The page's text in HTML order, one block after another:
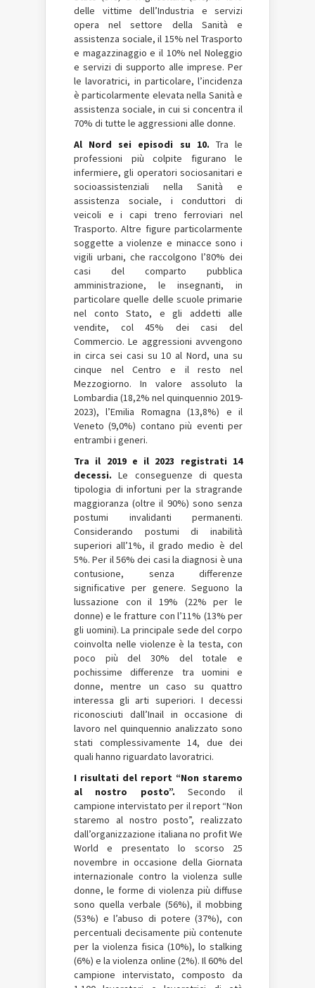
delle vittime dell’Industria e servizi
opera nel settore della Sanità e
assistenza sociale, il 15% nel Trasporto
e magazzinaggio e il 10% nel Noleggio
e servizi di supporto alle imprese. Per
le lavoratrici, in particolare, l’incidenza
è particolarmente elevata nella Sanità e
assistenza sociale, in cui si concentra il
70% di tutte le aggressioni alle donne.
Al Nord sei episodi su 10. Tra le
professioni più colpite figurano le
infermiere, gli operatori sociosanitari e
socioassistenziali nella Sanità e
assistenza sociale, i conduttori di
veicoli e i capi treno ferroviari nel
Trasporto. Altre figure particolarmente
soggette a violenze e minacce sono i
vigili urbani, che raccolgono l’80% dei
casi del comparto pubblica
amministrazione, le insegnanti, in
particolare quelle delle scuole primarie
nel conto Stato, e gli addetti alle
vendite, col 45% dei casi del
Commercio. Le aggressioni avvengono
in circa sei casi su 10 al Nord, una su
cinque nel Centro e il resto nel
Mezzogiorno. In valore assoluto la
Lombardia (18,2% nel quinquennio 2019-
2023), l’Emilia Romagna (13,8%) e il
Veneto (9,0%) contano più eventi per
entrambi i generi.
Tra il 2019 e il 2023 registrati 14
decessi. Le conseguenze di questa
tipologia di infortuni per la stragrande
maggioranza (oltre il 90%) sono senza
postumi invalidanti permanenti.
Considerando postumi di inabilità
superiori all’1%, il grado medio è del
5%. Per il 56% dei casi la diagnosi è una
contusione, senza differenze
significative per genere. Seguono la
lussazione con il 19% (22% per le
donne) e le fratture con l’11% (13% per
gli uomini). La principale sede del corpo
coinvolta nelle violenze è la testa, con
poco più del 30% del totale e
pochissime differenze tra uomini e
donne, mentre un caso su quattro
interessa gli arti superiori. I decessi
riconosciuti dall’Inail in occasione di
lavoro nel quinquennio analizzato sono
stati complessivamente 14, due dei
quali hanno riguardato lavoratrici.
I risultati del report “Non staremo
al nostro posto”. Secondo il
campione intervistato per il report “Non
staremo al nostro posto”, realizzato
dall’organizzazione italiana no profit We
World e presentato lo scorso 25
novembre in occasione della Giornata
internazionale contro la violenza sulle
donne, le forme di violenza più diffuse
sono quella verbale (56%), il mobbing
(53%) e l’abuso di potere (37%), con
percentuali decisamente più contenute
per la violenza fisica (10%), lo stalking
(6%) e la violenza online (2%). Il 60% del
campione intervistato, composto da